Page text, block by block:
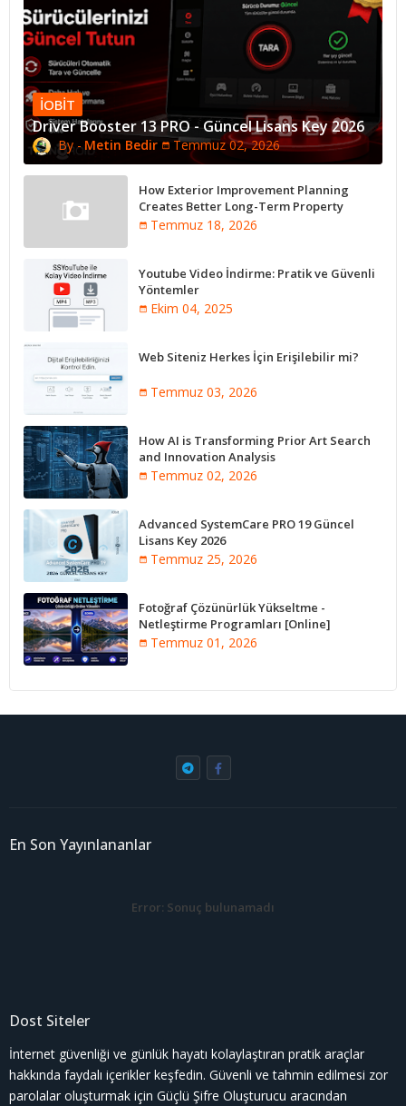
IOBIT
Driver Booster 13 PRO - Güncel Lisans Key 2026
Metin Bedir Temmuz 02, 2026
How Exterior Improvement Planning
Creates Better Long-Term Property
Performance
Temmuz 18, 2026
Youtube Video İndirme: Pratik ve Güvenli
Yöntemler
Ekim 04, 2025
Web Siteniz Herkes İçin Erişilebilir mi?
Temmuz 03, 2026
How AI is Transforming Prior Art Search
and Innovation Analysis
Temmuz 02, 2026
Advanced SystemCare PRO 19 Güncel
Lisans Key 2026
Temmuz 25, 2026
Fotoğraf Çözünürlük Yükseltme -
Netleştirme Programları [Online]
Temmuz 01, 2026
En Son Yayınlananlar
Error: Sonuç bulunamadı
Dost Siteler
İnternet güvenliği ve günlük hayatı kolaylaştıran pratik araçlar
hakkında faydalı içerikler keşfedin. Güvenli ve tahmin edilmesi zor
parolalar oluşturmak için Güçlü Şifre Oluşturucu aracından